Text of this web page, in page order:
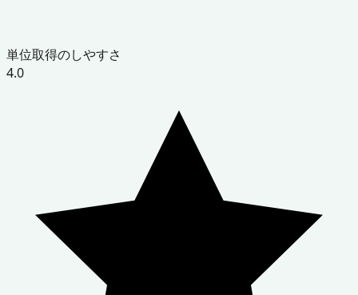
単位取得のしやすさ
4.0